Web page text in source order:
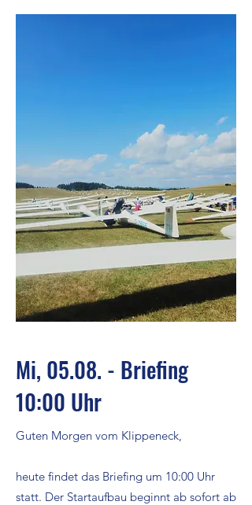
Mi, 05.08. - Briefing
10:00 Uhr
Guten Morgen vom Klippeneck,
heute findet das Briefing um 10:00 Uhr
statt. Der Startaufbau beginnt ab sofort ab